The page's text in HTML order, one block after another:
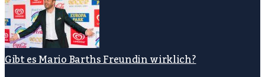
Gibt es Mario Barths Freundin wirklich?